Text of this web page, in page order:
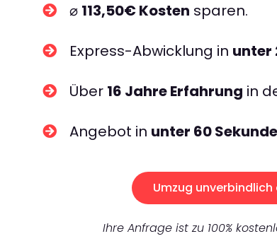
⌀ 113,50€ Kosten sparen.
Express-Abwicklung in unter
Über 16 Jahre Erfahrung in
Angebot in unter 60
Umzug
Ihre Anfrage ist zu 100%